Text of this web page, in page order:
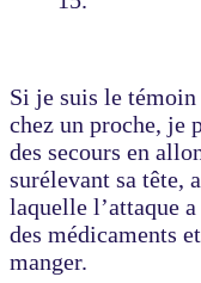
Si je suis le témoin
chez un proche, je
des secours en
surélevant sa tête,
laquelle l’attaque
des médicaments
manger.